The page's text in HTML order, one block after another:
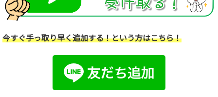
今すぐ手っ取り早く追加する！という方はこちら！